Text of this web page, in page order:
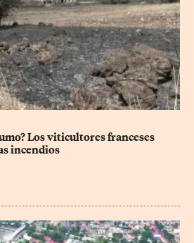
Los viticultores franceses
incendios